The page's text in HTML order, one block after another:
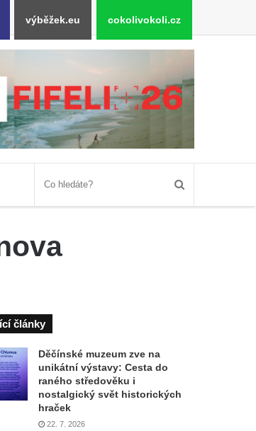
výběžek.eu cokolivokoli.cz
články
Děčínské muzeum zve na
unikátní výstavy: Cesta do
raného středověku i
nostalgický svět historických
hraček
22. 7. 2026